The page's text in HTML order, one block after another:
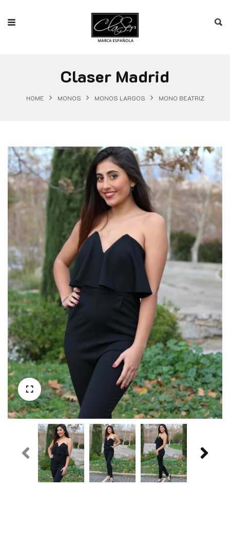
Claser Madrid
HOME MONOS MONOS LARGOS MONO BEATRIZ